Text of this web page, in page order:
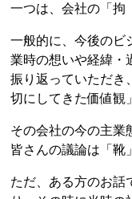
一つは、会社の「拘
一般的に、今後のビ
業時の想いや経緯・
振り返っていただき
切にしてきた価値観
その会社の今の主業
皆さんの議論は「靴
ただ、ある方のお話